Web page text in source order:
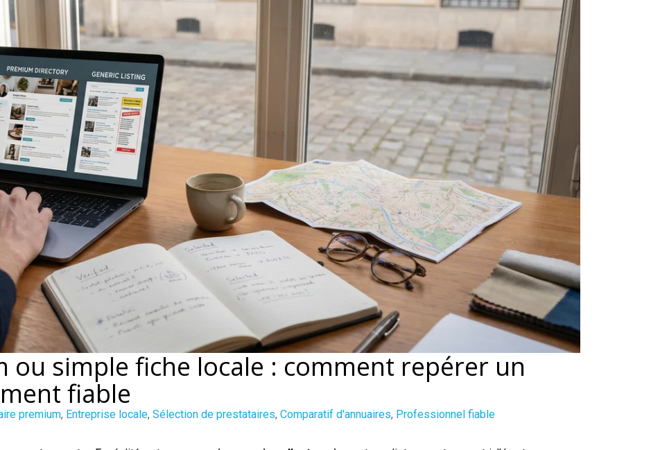
ou simple fiche locale : comment repérer un
fiable
premium, Entreprise locale, Sélection de prestataires, Comparatif d'annuaires, Professionnel fiable